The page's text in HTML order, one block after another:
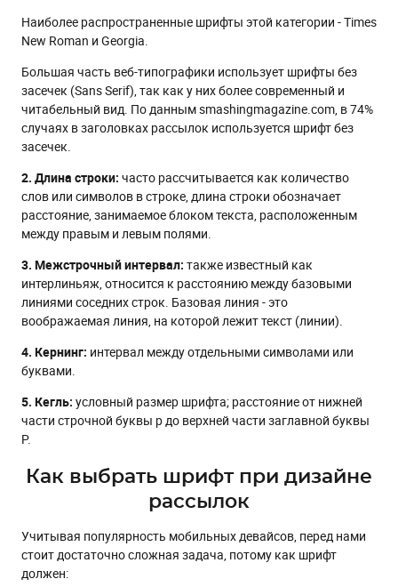
Наиболее распространенные шрифты этой категории - Times
New Roman и Georgia.
Большая часть веб-типографики использует шрифты без
засечек (Sans Serif), так как у них более современный и
читабельный вид. По данным smashingmagazine.com, в 74%
случаях в заголовках рассылок используется шрифт без
засечек.
2. Длина строки: часто рассчитывается как количество
слов или символов в строке, длина строки обозначает
расстояние, занимаемое блоком текста, расположенным
между правым и левым полями.
3. Межстрочный интервал: также известный как
интерлиньяж, относится к расстоянию между базовыми
линиями соседних строк. Базовая линия - это
воображаемая линия, на которой лежит текст (линии).
4. Кернинг: интервал между отдельными символами или
буквами.
5. Кегль: условный размер шрифта; расстояние от нижней
части строчной буквы р до верхней части заглавной буквы
Р.
Как выбрать шрифт при дизайне
рассылок
Учитывая популярность мобильных девайсов, перед нами
стоит достаточно сложная задача, потому как шрифт
должен: